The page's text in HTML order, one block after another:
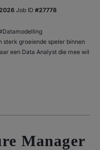
#27778
sterk groeiende speler binnen
een Data Analyst die mee wil
Manager